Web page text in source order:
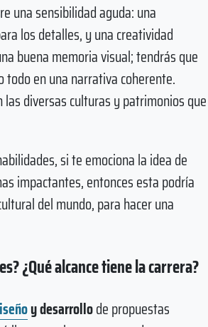
una sensibilidad aguda: una
los detalles, y una creatividad
buena memoria visual; tendrás que
en una narrativa coherente.
diversas culturas y patrimonios que
si te emociona la idea de
impactantes, entonces esta podría
del mundo, para hacer una
¿Qué alcance tiene la carrera?
y desarrollode propuestas